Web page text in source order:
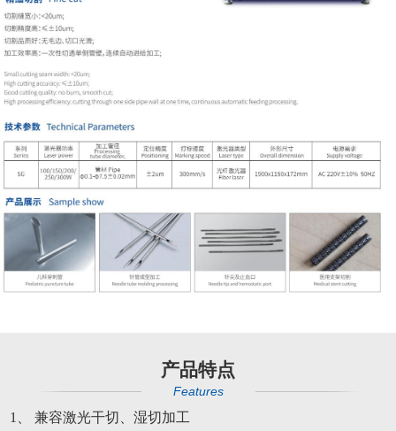
产品特点
Features
1
、 兼容激光干切、湿切加工